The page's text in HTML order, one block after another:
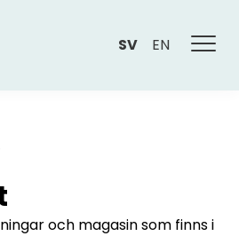
SV EN
och magasin som finns i